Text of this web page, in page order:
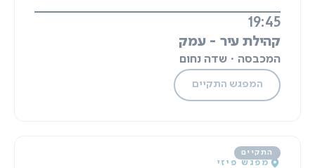
19:45
קהילת עיר - עמק
המכבסה · שדה נחום
המפגש התקיים
מפגש פיזי